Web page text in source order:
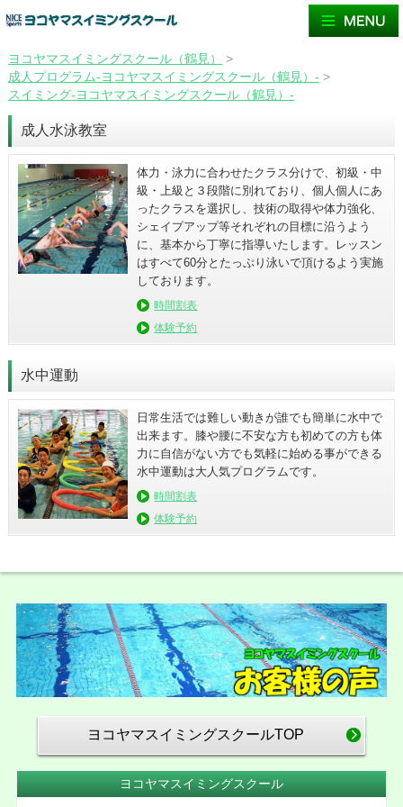
ヨコヤマスイミングスクール（鶴見）
>
成人プログラム-ヨコヤマスイミングスクール（鶴見）- >
スイミング-ヨコヤマスイミングスクール（鶴見）-
成人水泳教室
体力・泳力に合わせたクラス分けで、初級・中
級・上級と３段階に別れており、個人個人にあ
ったクラスを選択し、技術の取得や体力強化、
シェイプアップ等それぞれの目標に沿うよう
に、基本から丁寧に指導いたします。レッスン
はすべて60分とたっぷり泳いで頂けるよう実施
しております。
時間割表
体験予約
水中運動
日常生活では難しい動きが誰でも簡単に水中で
出来ます。膝や腰に不安な方も初めての方も体
力に自信がない方でも気軽に始める事ができる
水中運動は大人気プログラムです。
時間割表
体験予約
ヨコヤマスイミングスクールTOP
ヨコヤマスイミングスクール